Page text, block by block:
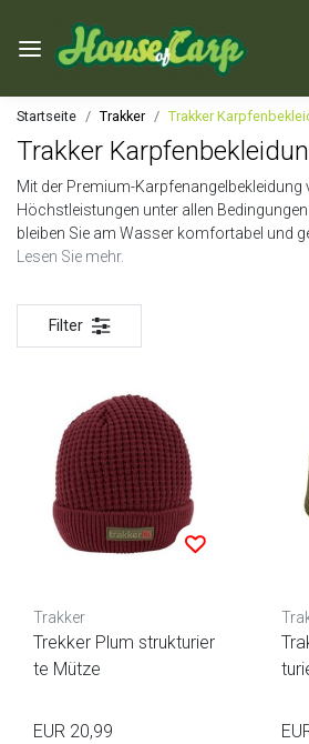
Startseite Trakker Trakker
Trakker
Mit der Premium-Karpfenangelbekleidung
Höchstleistungen unter allen
bleiben Sie am Wasser komfortabel und
Lesen Sie mehr.
Filter
Trakker
Trekker Plum strukturier
te Mütze
EUR 20,99